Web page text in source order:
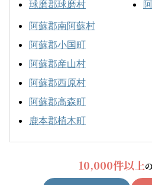
球磨郡球磨村
阿蘇郡南阿蘇村
阿蘇郡小国町
阿蘇郡産山村
阿蘇郡西原村
阿蘇郡高森町
鹿本郡植木町
10,000件以上